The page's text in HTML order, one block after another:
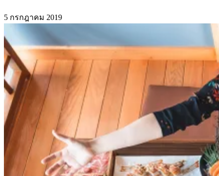
5 กรกฎาคม 2019